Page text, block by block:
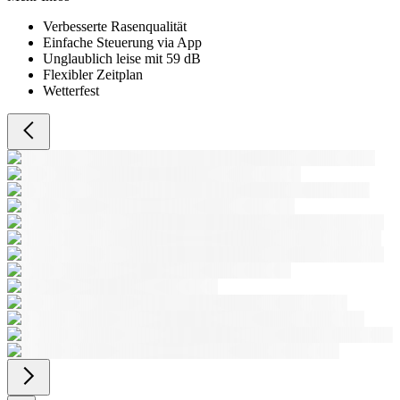
Verbesserte Rasenqualität
Einfache Steuerung via App
Unglaublich leise mit 59 dB
Flexibler Zeitplan
Wetterfest